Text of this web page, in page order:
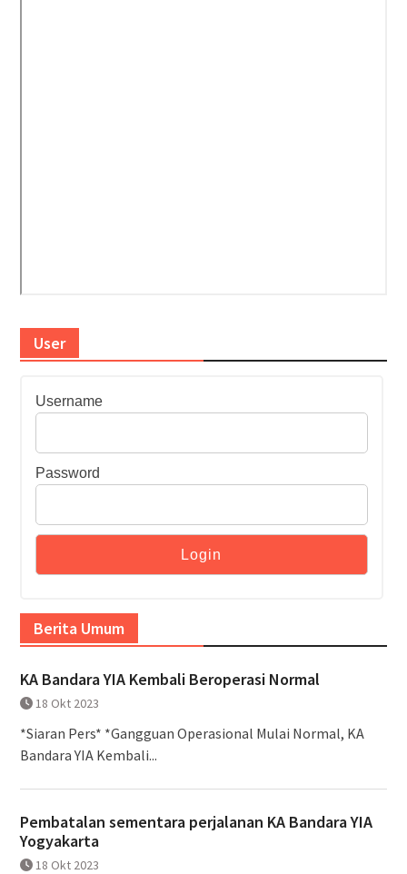
User
Username
Password
Berita Umum
KA Bandara YIA Kembali Beroperasi Normal
18 Okt 2023
*Siaran Pers* *Gangguan Operasional Mulai Normal, KA
Bandara YIA Kembali...
Pembatalan sementara perjalanan KA Bandara YIA
Yogyakarta
18 Okt 2023